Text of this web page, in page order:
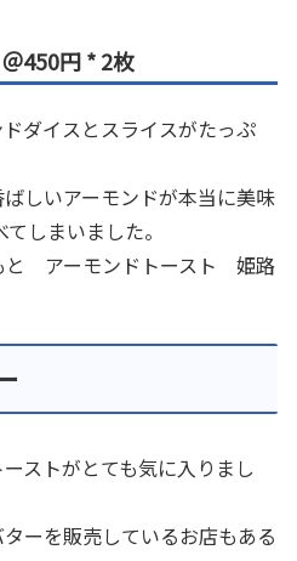
450円 * 2枚
ダイスとスライスがたっぷ
しいアーモンドが本当に美味
しまいました。
ストがとても気に入りまし
ーを販売しているお店もある